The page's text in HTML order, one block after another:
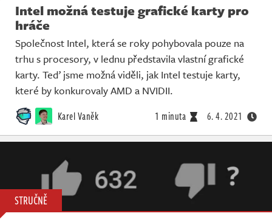
Intel možná testuje grafické karty pro
hráče
Společnost Intel, která se roky pohybovala pouze na
trhu s procesory, v lednu představila vlastní grafické
karty. Teď jsme možná viděli, jak Intel testuje karty,
které by konkurovaly AMD a NVIDII.
Karel Vaněk 1 minuta 6. 4. 2021
STRUČNĚ